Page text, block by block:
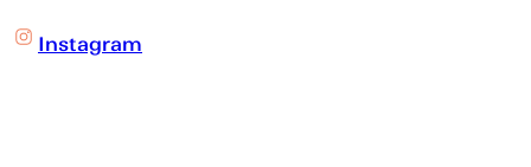
Instagram